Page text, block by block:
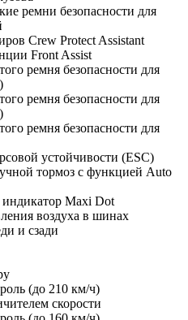
ремни безопасности для
Crew Protect Assistant
Front Assist
ремня безопасности для
ремня безопасности для
ремня безопасности для
устойчивости (ESC)
тормоз с функцией Auto
Maxi Dot
воздуха в шинах
и сзади
(до 210 км/ч)
скорости